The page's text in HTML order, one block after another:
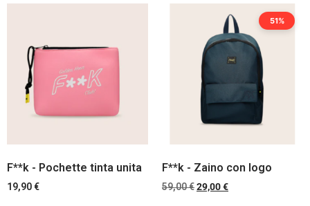
F**k - Pochette tinta unita
19,90€
51%
F**k - Zaino con logo
59,00€29,00€